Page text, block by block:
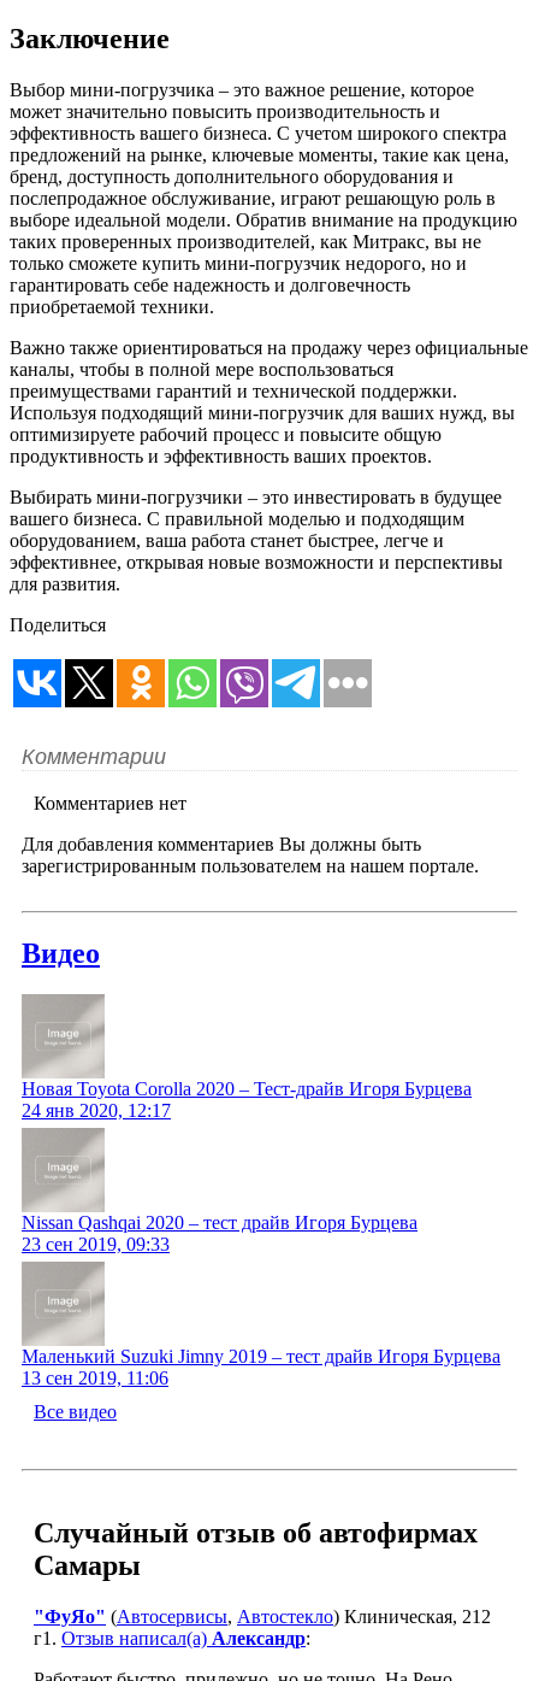
Заключение
Выбор мини-погрузчика – это важное решение, которое
может значительно повысить производительность и
эффективность вашего бизнеса. С учетом широкого спектра
предложений на рынке, ключевые моменты, такие как цена,
бренд, доступность дополнительного оборудования и
послепродажное обслуживание, играют решающую роль в
выборе идеальной модели. Обратив внимание на продукцию
таких проверенных производителей, как Митракс, вы не
только сможете купить мини-погрузчик недорого, но и
гарантировать себе надежность и долговечность
приобретаемой техники.
Важно также ориентироваться на продажу через официальные
каналы, чтобы в полной мере воспользоваться
преимуществами гарантий и технической поддержки.
Используя подходящий мини-погрузчик для ваших нужд, вы
оптимизируете рабочий процесс и повысите общую
продуктивность и эффективность ваших проектов.
Выбирать мини-погрузчики – это инвестировать в будущее
вашего бизнеса. С правильной моделью и подходящим
оборудованием, ваша работа станет быстрее, легче и
эффективнее, открывая новые возможности и перспективы
для развития.
Поделиться
Комментарии
Комментариев нет
Для добавления комментариев Вы должны быть
зарегистрированным пользователем на нашем портале.
Видео
Новая Toyota Corolla 2020 – Тест-драйв Игоря Бурцева
24 янв 2020, 12:17
Nissan Qashqai 2020 – тест драйв Игоря Бурцева
23 сен 2019, 09:33
Маленький Suzuki Jimny 2019 – тест драйв Игоря Бурцева
13 сен 2019, 11:06
Все видео
Случайный отзыв об автофирмах
Самары
"ФуЯо" (Автосервисы, Автостекло) Клиническая, 212
г1. Отзыв написал(а) Александр: